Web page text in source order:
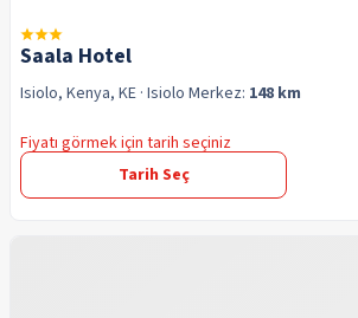
Saala Hotel
Isiolo, Kenya, KE · Isiolo Merkez: 148 km
Fiyatı görmek için tarih seçiniz
Tarih Seç